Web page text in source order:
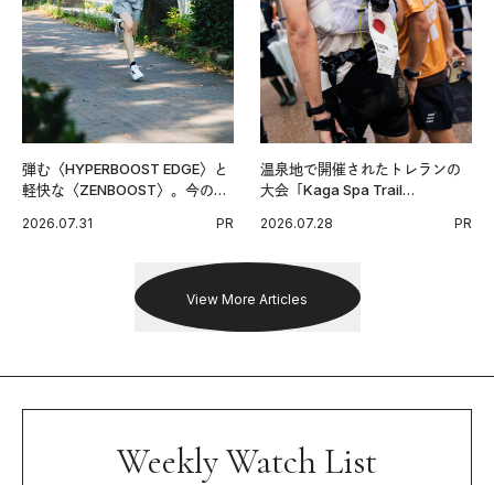
弾む〈HYPERBOOST EDGE〉と
軽快な〈ZENBOOST〉。今の時
出した新機軸。
2026.07.31 PR
温泉地で開催されたトレランの
大会「Kaga Spa Trail
戦を夢見るランナーたちの奮闘
2026.07.28 PR
View More Articles
Weekly Watch List